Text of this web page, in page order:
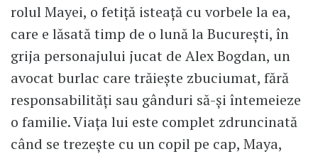
rolul Mayei, o fetiță isteață cu vorbele la ea,
care e lăsată timp de o lună la București, în
grija personajului jucat de Alex Bogdan, un
avocat burlac care trăiește zbuciumat, fără
responsabilități sau gânduri să-și întemeieze
o familie. Viața lui este complet zdruncinată
când se trezește cu un copil pe cap, Maya,